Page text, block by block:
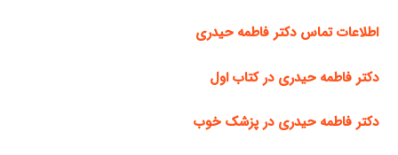
اطلاعات تماس دکتر فاطمه حیدری
دکتر فاطمه حیدری در کتاب اول
دکتر فاطمه حیدری در پزشک خوب